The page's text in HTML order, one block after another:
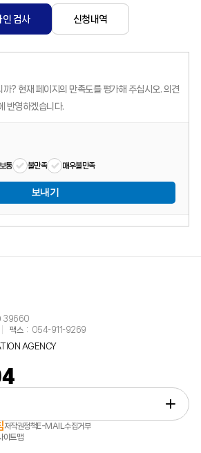
인 검사 신청내역
까? 현재 페이지의 만족도를 평가해 주십시오. 의견
반영하겠습니다.
통 불만족 매우불만족
보내기
저작권정책E-MAIL수집거부
이트맵
) 39660
팩스 054-911-9269
AGENCY